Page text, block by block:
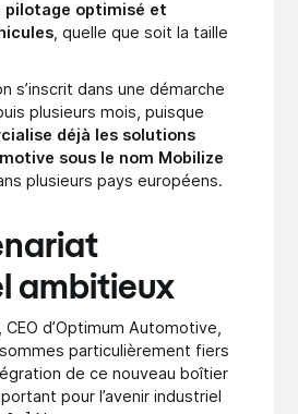
pilotage optimisé et
, quelle que soit la taille
s’inscrit dans une démarche
plusieurs mois, puisque
déjà les solutions
sous le nom Mobilize
plusieurs pays européens.
ambitieux
CEO d’Optimum Automotive,
particulièrement fiers
de ce nouveau boîtier
pour l’avenir industriel